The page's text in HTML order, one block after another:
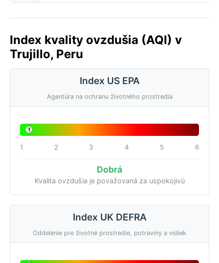
Index kvality ovzdušia (AQI) v
Trujillo, Peru
Index US EPA
Agentúra na ochranu životného prostredia
1
1 2 3 4 5 6
Dobrá
Kvalita ovzdušia je považovaná za uspokojivú
Index UK DEFRA
Oddelenie pre životné prostredie, potraviny a vidiek